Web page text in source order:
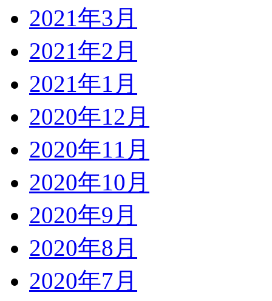
2021年3月
2021年2月
2021年1月
2020年12月
2020年11月
2020年10月
2020年9月
2020年8月
2020年7月